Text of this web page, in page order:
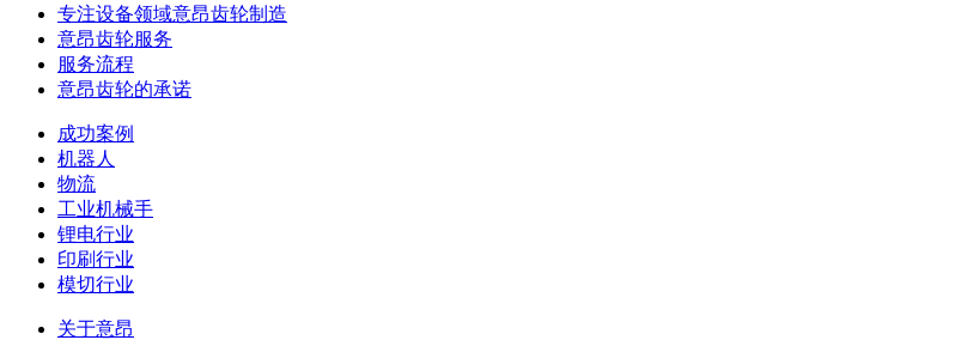
专注设备领域意昂齿轮制造
意昂齿轮服务
服务流程
意昂齿轮的承诺
成功案例
机器人
物流
工业机械手
锂电行业
印刷行业
模切行业
关于意昂